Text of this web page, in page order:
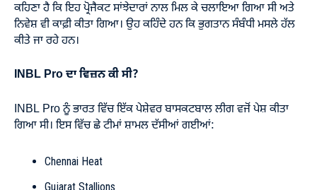
ਕਹਿਣਾ ਹੈ ਕਿ ਇਹ ਪ੍ਰੋਜੈਕਟ ਸਾਂਝੇਦਾਰਾਂ ਨਾਲ ਮਿਲ ਕੇ ਚਲਾਇਆ ਗਿਆ ਸੀ ਅਤੇ
ਨਿਵੇਸ਼ ਵੀ ਕਾਫ਼ੀ ਕੀਤਾ ਗਿਆ। ਉਹ ਕਹਿੰਦੇ ਹਨ ਕਿ ਭੁਗਤਾਨ ਸੰਬੰਧੀ ਮਸਲੇ ਹੱਲ
ਕੀਤੇ ਜਾ ਰਹੇ ਹਨ।
INBL Pro ਦਾ ਵਿਜ਼ਨ ਕੀ ਸੀ?
INBL Pro ਨੂੰ ਭਾਰਤ ਵਿੱਚ ਇੱਕ ਪੇਸ਼ੇਵਰ ਬਾਸਕਟਬਾਲ ਲੀਗ ਵਜੋਂ ਪੇਸ਼ ਕੀਤਾ
ਗਿਆ ਸੀ। ਇਸ ਵਿੱਚ ਛੇ ਟੀਮਾਂ ਸ਼ਾਮਲ ਦੱਸੀਆਂ ਗਈਆਂ:
Chennai Heat
Gujarat Stallions